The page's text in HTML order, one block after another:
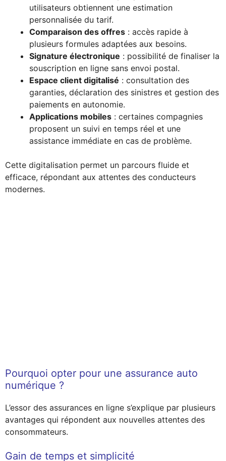
utilisateurs obtiennent une estimation
personnalisée du tarif.
Comparaison des offres : accès rapide à
plusieurs formules adaptées aux besoins.
Signature électronique : possibilité de finaliser la
souscription en ligne sans envoi postal.
Espace client digitalisé : consultation des
garanties, déclaration des sinistres et gestion des
paiements en autonomie.
Applications mobiles : certaines compagnies
proposent un suivi en temps réel et une
assistance immédiate en cas de problème.
Cette digitalisation permet un parcours fluide et
efficace, répondant aux attentes des conducteurs
modernes.
Pourquoi opter pour une assurance auto
numérique ?
L’essor des assurances en ligne s’explique par plusieurs
avantages qui répondent aux nouvelles attentes des
consommateurs.
Gain de temps et simplicité